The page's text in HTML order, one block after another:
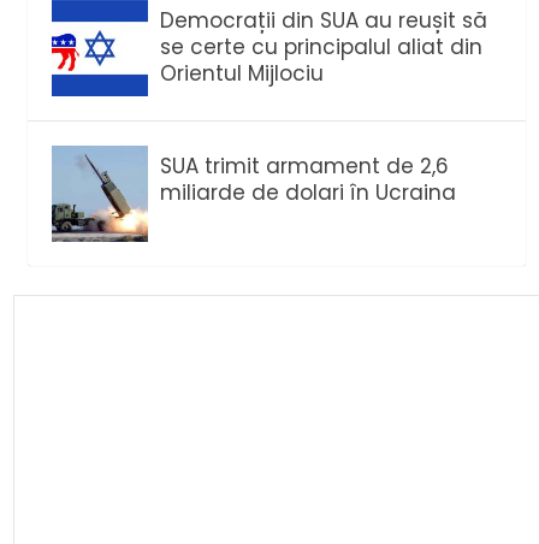
Democrații din SUA au reușit să
se certe cu principalul aliat din
Orientul Mijlociu
SUA trimit armament de 2,6
miliarde de dolari în Ucraina